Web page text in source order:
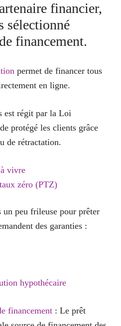
financier,
sélectionné
financement.
permet de financer tous
en ligne.
est régit par la Loi
protégé les clients grâce
de rétractation.
vivre
zéro (PTZ)
un peu frileuse pour prêter
des garanties :
hypothécaire
financement: Le prêt